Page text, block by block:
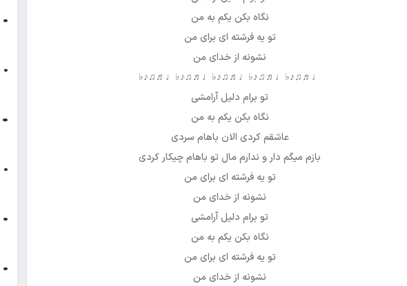
نگاه بکن یکم به من
تو یه فرشته ای برای من
نشونه از خدای من
♩♬♫♪♭
♩♬♫♪♭
♩♬♫♪♭
♩♬♫♪♭
♩♬♫♪♭
تو برام دلیل آرامشی
نگاه بکن یکم به من
عاشقم کردی الان باهام سردی
بازم میگم دار و ندارم مال تو باهام چیکار کردی
تو یه فرشته ای برای من
نشونه از خدای من
تو برام دلیل آرامشی
نگاه بکن یکم به من
تو یه فرشته ای برای من
نشونه از خدای من